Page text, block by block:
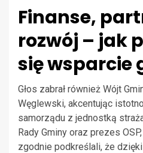
Finanse,
rozwój – jak
się wsparcie
Głos zabrał również Wójt
Węglewski, akcentując
samorządu z jednostką
Rady Gminy oraz prezes
zgodnie podkreślali, że